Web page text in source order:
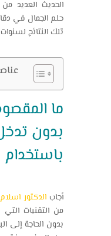
الحديث العديد من
حلم الجمال في
تلك النتائج
ما
بدون
باستخدام
أجابالدكتور
من التقنيات
بدون الحاجة إلى